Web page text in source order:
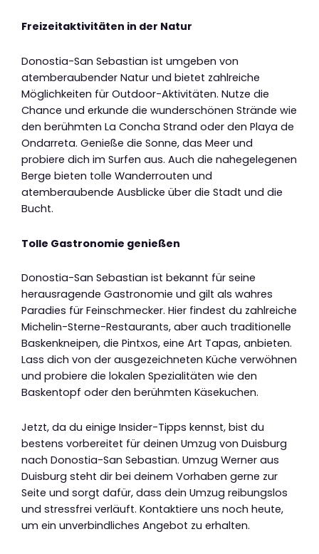
Freizeitaktivitäten in der Natur
Donostia-San Sebastian ist umgeben von
atemberaubender Natur und bietet zahlreiche
Möglichkeiten für Outdoor-Aktivitäten. Nutze die
Chance und erkunde die wunderschönen Strände wie
den berühmten La Concha Strand oder den Playa de
Ondarreta. Genieße die Sonne, das Meer und
probiere dich im Surfen aus. Auch die nahegelegenen
Berge bieten tolle Wanderrouten und
atemberaubende Ausblicke über die Stadt und die
Bucht.
Tolle Gastronomie genießen
Donostia-San Sebastian ist bekannt für seine
herausragende Gastronomie und gilt als wahres
Paradies für Feinschmecker. Hier findest du zahlreiche
Michelin-Sterne-Restaurants, aber auch traditionelle
Baskenkneipen, die Pintxos, eine Art Tapas, anbieten.
Lass dich von der ausgezeichneten Küche verwöhnen
und probiere die lokalen Spezialitäten wie den
Baskentopf oder den berühmten Käsekuchen.
Jetzt, da du einige Insider-Tipps kennst, bist du
bestens vorbereitet für deinen Umzug von Duisburg
nach Donostia-San Sebastian. Umzug Werner aus
Duisburg steht dir bei deinem Vorhaben gerne zur
Seite und sorgt dafür, dass dein Umzug reibungslos
und stressfrei verläuft. Kontaktiere uns noch heute,
um ein unverbindliches Angebot zu erhalten.